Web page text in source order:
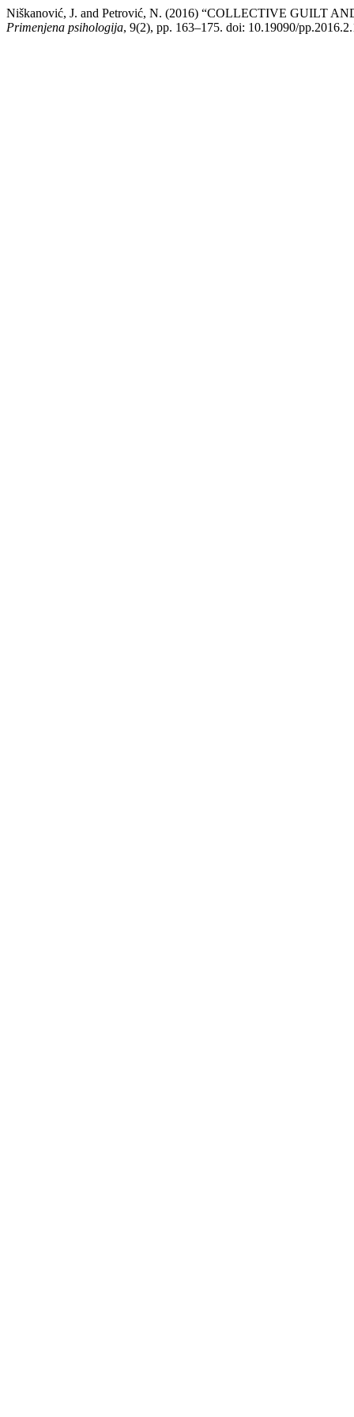
Niškanović, J. and Petrović, N. (2016) “COLLECTIVE GUILT
Primenjena psihologija, 9(2), pp. 163–175. doi: 10.19090/